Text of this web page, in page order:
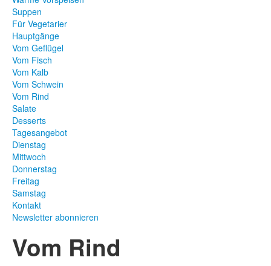
Suppen
Für Vegetarier
Hauptgänge
Vom Geflügel
Vom Fisch
Vom Kalb
Vom Schwein
Vom Rind
Salate
Desserts
Tagesangebot
Dienstag
Mittwoch
Donnerstag
Freitag
Samstag
Kontakt
Newsletter abonnieren
Vom Rind